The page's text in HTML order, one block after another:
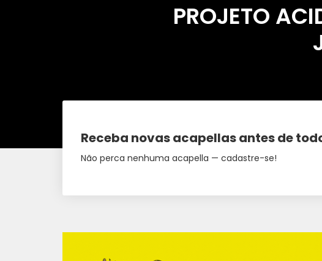
PROJETO
Receba novas acapellas antes de
Não perca nenhuma acapella — cadastre-se!